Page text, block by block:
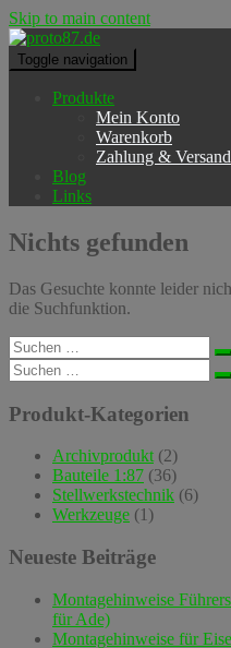
Skip to main content
Toggle navigation
Produkte
Mein Konto
Warenkorb
Zahlung & Versand
Blog
Links
Nichts gefunden
Das Gesuchte konnte leider
die Suchfunktion.
Suchen
nach:
Suchen
nach:
Produkt-Kategorien
Archivprodukt (2)
Bauteile 1:87 (36)
Stellwerkstechnik (6)
Werkzeuge (1)
Neueste Beiträge
Montagehinweise
für Ade)
Montagehinweise für